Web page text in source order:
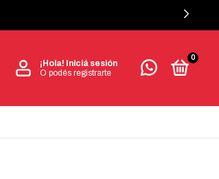
¡Hola! Iniciá sesión
O podés registrarte
0